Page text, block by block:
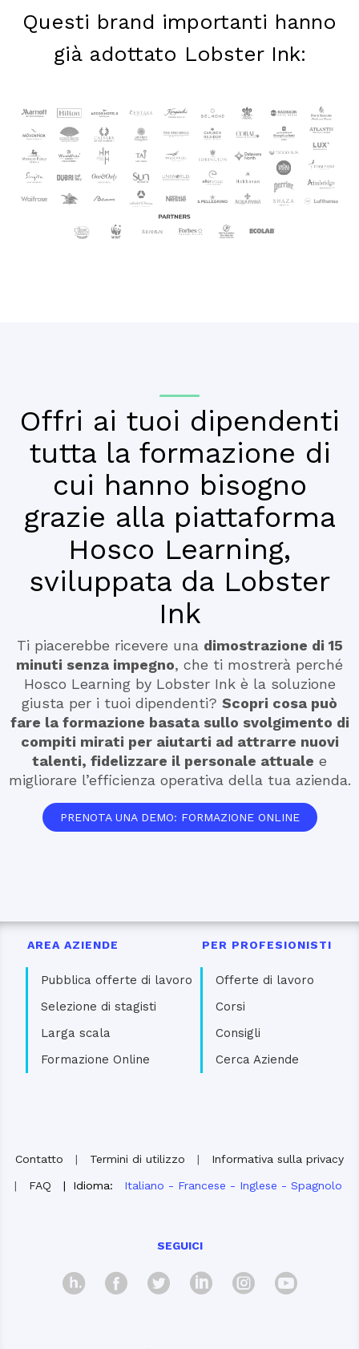
Questi brand importanti hanno
già adottato Lobster Ink:
Offri ai tuoi dipendenti
tutta la formazione di
cui hanno bisogno
grazie alla piattaforma
Hosco Learning,
sviluppata da Lobster
Ink
Ti piacerebbe ricevere una dimostrazione di 15
minuti senza impegno, che ti mostrerà perché
Hosco Learning by Lobster Ink è la soluzione
giusta per i tuoi dipendenti? Scopri cosa può
fare la formazione basata sullo svolgimento di
compiti mirati per aiutarti ad attrarre nuovi
talenti, fidelizzare il personale attuale e
migliorare l’efficienza operativa della tua azienda.
PRENOTA UNA DEMO: FORMAZIONE ONLINE
AREA AZIENDE
Pubblica offerte di lavoro
Selezione di stagisti
Larga scala
Formazione Online
PER PROFESIONISTI
Offerte di lavoro
Corsi
Consigli
Cerca Aziende
Contatto | Termini di utilizzo | Informativa sulla privacy
| FAQ | Idioma: Italiano - Francese - Inglese - Spagnolo
SEGUICI
hoscoFacebook
TwitterLinkedin